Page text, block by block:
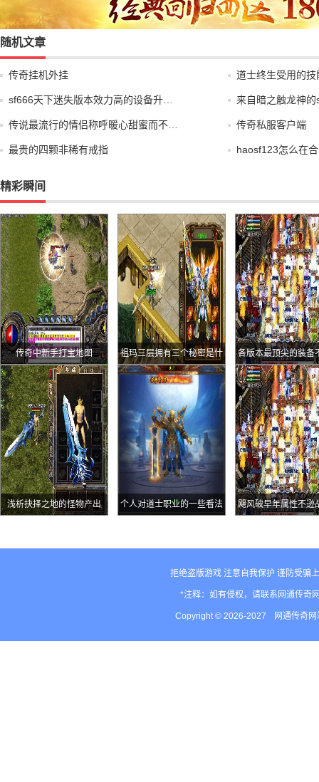
随机文章
传奇挂机外挂 道士终生受用的技
sf666天下迷失版本效力高的设备升… 来自暗之触龙神
传说最流行的情侣称呼暖心甜蜜而不… 传奇私服客户端
最贵的四颗非稀有戒指 haosf123怎么在
精彩瞬间
传奇中新手打宝地图 祖玛三层拥有三个秘密是什
么
各版本最顶尖的装备
看而且实用
浅析抉择之地的怪物产出 个人对道士职业的一些看法 飓风破早年属性不逊
衣
拒绝盗版游戏 注意自我保护 谨防受骗
*注释：如有侵权，请联系网通传奇
Copyright © 2026-2027 网通传奇